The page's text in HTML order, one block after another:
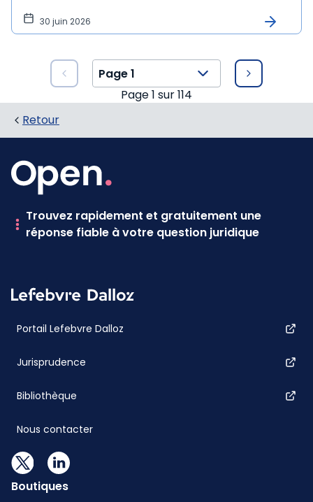
30 juin 2026
Page1 sur114
Retour
Trouvez rapidement et gratuitement une
réponse fiable à votre question juridique
Portail Lefebvre Dalloz
Jurisprudence
Bibliothèque
Nous contacter
Boutiques